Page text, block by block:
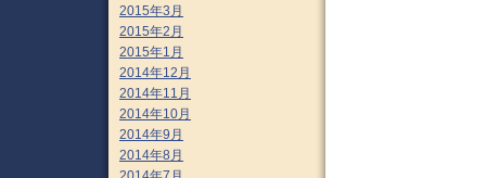
2015年3月
2015年2月
2015年1月
2014年12月
2014年11月
2014年10月
2014年9月
2014年8月